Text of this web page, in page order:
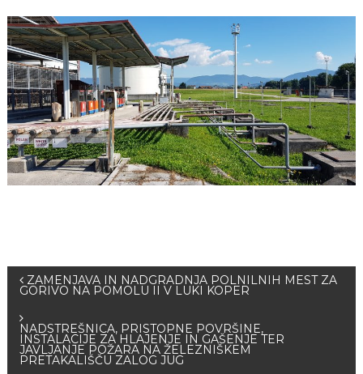
ZAMENJAVA IN NADGRADNJA POLNILNIH MEST ZA
GORIVO NA POMOLU II V LUKI KOPER
NADSTREŠNICA, PRISTOPNE POVRŠINE,
INSTALACIJE ZA HLAJENJE IN GAŠENJE TER
JAVLJANJE POŽARA NA ŽELEZNIŠKEM
PRETAKALIŠČU ZALOG JUG